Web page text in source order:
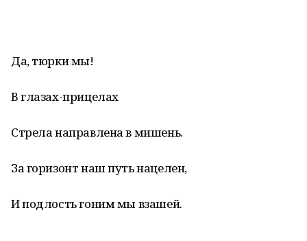
Да, тюрки мы!
В глазах-прицелах
Стрела направлена в мишень.
За горизонт наш путь нацелен,
И подлость гоним мы взашей.